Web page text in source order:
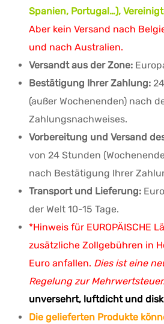
Spanien, Portugal…),
Aber kein Versand nach
und nach Australien.
Versandt aus der Zone:
Bestätigung Ihrer Zahlung:
(außer Wochenenden) nach
Zahlungsnachweises.
Vorbereitung und Versand
von 24 Stunden
nach Bestätigung Ihrer
Transport und Lieferung:
der Welt 10-15 Tage.
*Hinweis für EUROPÄISCHE
zusätzliche Zollgebühren in
Euro anfallen. Dies ist eine
Regelung zur
unversehrt, luftdicht und
Die gelieferten Produkte